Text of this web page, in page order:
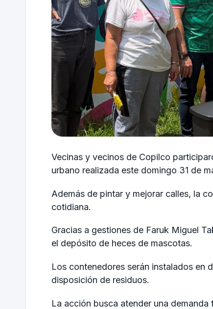
Vecinas y vecinos de Copilco
urbano realizada este domingo 31 de
Además de pintar y mejorar calles, la
cotidiana.
Gracias a gestiones de Faruk Miguel
el depósito de heces de mascotas.
Los contenedores serán instalados en
disposición de residuos.
La acción busca atender una